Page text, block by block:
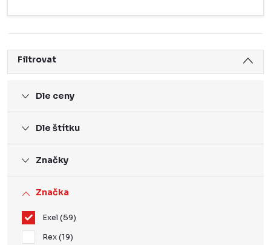
Filtrovat
Dle ceny
Dle štítku
Značky
Značka
Exel 59
Rex 19